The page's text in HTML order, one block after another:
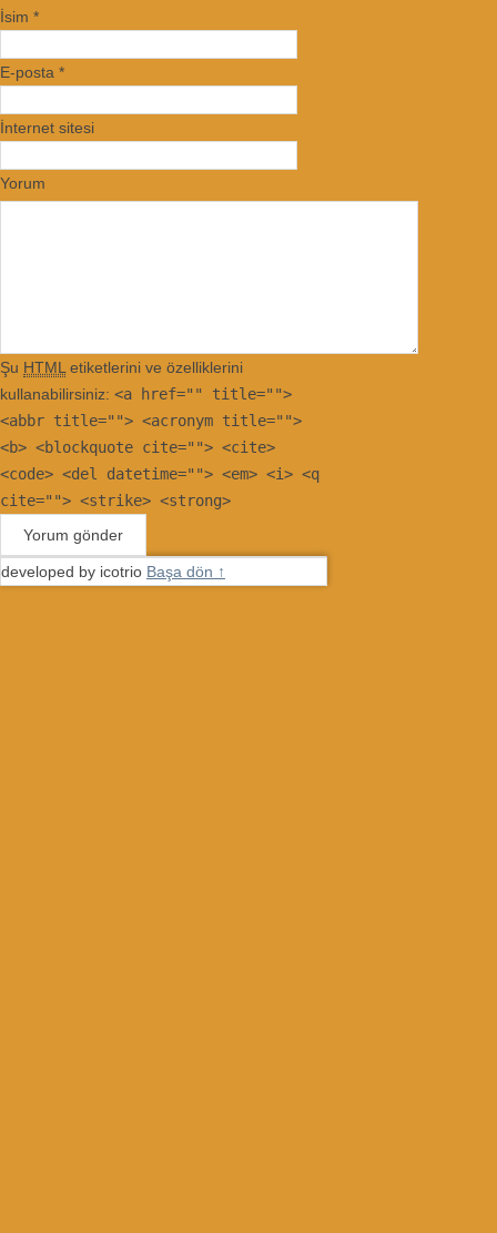
İsim *
E-posta *
İnternet sitesi
Yorum
Şu HTML etiketlerini ve özelliklerini
kullanabilirsiniz: <a href="" title="">
<abbr title=""> <acronym title="">
<b> <blockquote cite=""> <cite>
<code> <del datetime=""> <em> <i> <q
cite=""> <strike> <strong>
developed by icotrio Başa dön ↑